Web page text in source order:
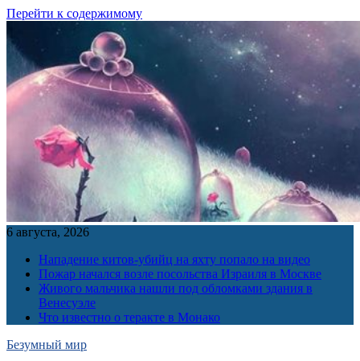
Перейти к содержимому
6 августа, 2026
Нападение китов-убийц на яхту попало на видео
Пожар начался возле посольства Израиля в Москве
Живого мальчика нашли под обломками здания в
Венесуэле
Что известно о теракте в Монако
Безумный мир